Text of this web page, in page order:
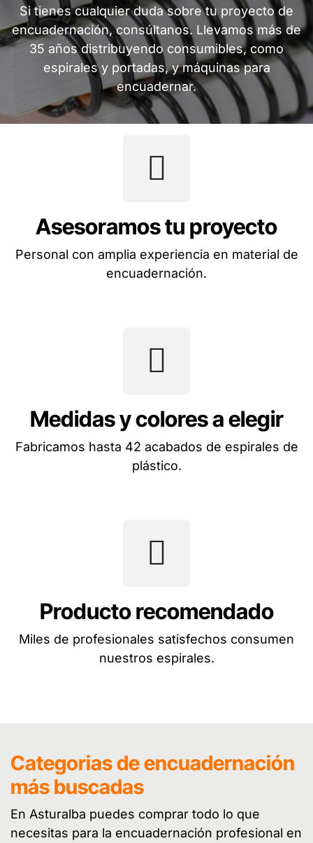
Si tienes cualquier duda sobre tu proyecto de
encuadernación, consúltanos. Llevamos más de
35 años distribuyendo consumibles, como
espirales y portadas, y máquinas para
encuadernar.
Asesoramos tu proyecto
Personal con amplia experiencia en material de
encuadernación.
Medidas y colores a elegir
Fabricamos hasta 42 acabados de espirales de
plástico.
Producto recomendado
Miles de profesionales satisfechos consumen
nuestros espirales.
Categorias de encuadernación
más buscadas
En Asturalba puedes comprar todo lo que
necesitas para la encuadernación profesional en